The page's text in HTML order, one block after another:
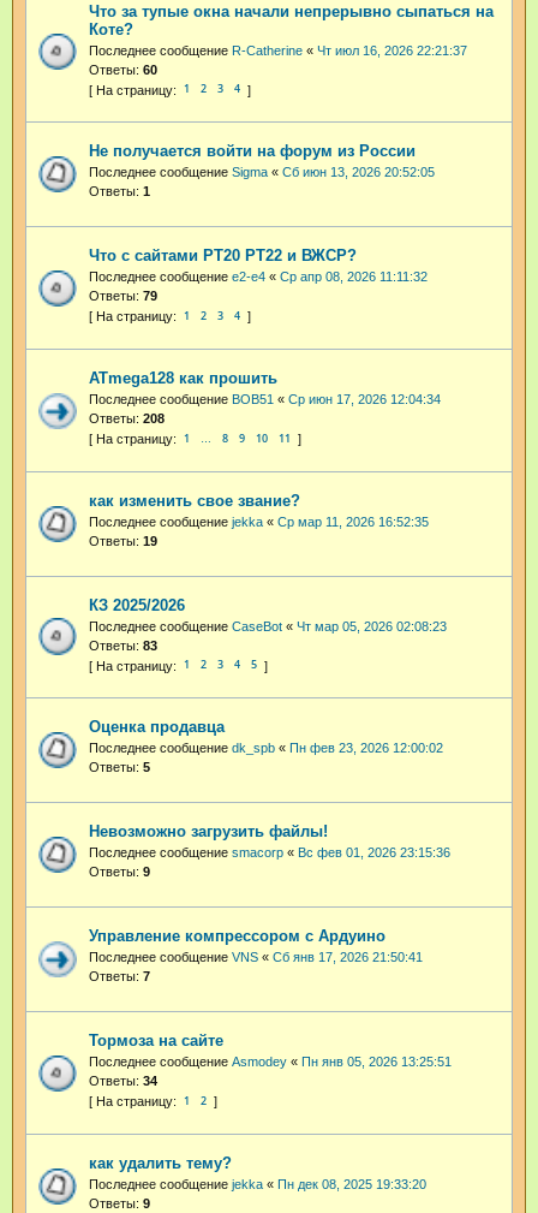
Что за тупые окна начали непрерывно сыпаться на
Коте?
Последнее сообщение R-Catherine « Чт июл 16, 2026 22:21:37
Ответы: 60
1 2 3 4
Не получается войти на форум из России
Последнее сообщение Sigma « Сб июн 13, 2026 20:52:05
Ответы: 1
Что с сайтами РТ20 РТ22 и ВЖСР?
Последнее сообщение e2-e4 « Ср апр 08, 2026 11:11:32
Ответы: 79
1 2 3 4
ATmega128 как прошить
Последнее сообщение BOB51 « Ср июн 17, 2026 12:04:34
Ответы: 208
1 … 8 9 10 11
как изменить свое звание?
Последнее сообщение jekka « Ср мар 11, 2026 16:52:35
Ответы: 19
КЗ 2025/2026
Последнее сообщение CaseBot « Чт мар 05, 2026 02:08:23
Ответы: 83
1 2 3 4 5
Оценка продавца
Последнее сообщение dk_spb « Пн фев 23, 2026 12:00:02
Ответы: 5
Невозможно загрузить файлы!
Последнее сообщение smacorp « Вс фев 01, 2026 23:15:36
Ответы: 9
Управление компрессором с Ардуино
Последнее сообщение VNS « Сб янв 17, 2026 21:50:41
Ответы: 7
Тормоза на сайте
Последнее сообщение Asmodey « Пн янв 05, 2026 13:25:51
Ответы: 34
1 2
как удалить тему?
Последнее сообщение jekka « Пн дек 08, 2025 19:33:20
Ответы: 9